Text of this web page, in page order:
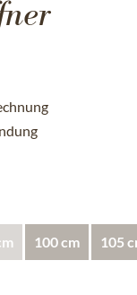
100 cm 105